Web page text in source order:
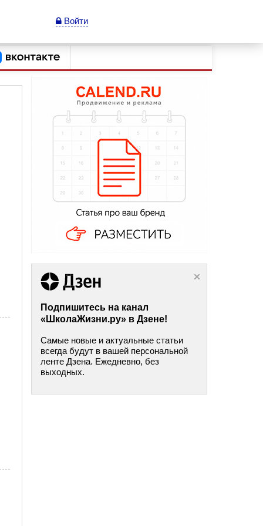
Войти
Подпишитесь на канал
«ШколаЖизни.ру» в Дзене!
Самые новые и актуальные статьи
всегда будут в вашей персональной
ленте Дзена. Ежедневно, без
выходных.